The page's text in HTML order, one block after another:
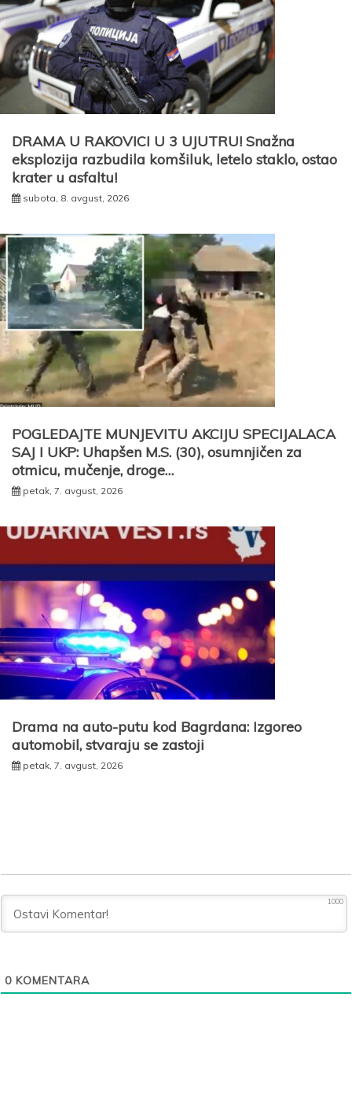
DRAMA U RAKOVICI U 3 UJUTRU! Snažna
eksplozija razbudila komšiluk, letelo staklo, ostao
krater u asfaltu!
subota, 8. avgust, 2026
POGLEDAJTE MUNJEVITU AKCIJU SPECIJALACA
SAJ I UKP: Uhapšen M.S. (30), osumnjičen za
otmicu, mučenje, droge…
petak, 7. avgust, 2026
Drama na auto-putu kod Bagrdana: Izgoreo
automobil, stvaraju se zastoji
petak, 7. avgust, 2026
1000
0 KOMENTARA